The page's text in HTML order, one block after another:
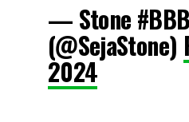
— Stone
(@SejaStone)
2024